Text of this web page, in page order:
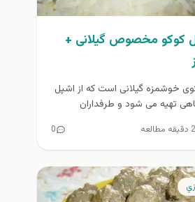
کوکو مخصوص گیلانی +
خوشمزه گیلانی است که از اشپل
تهیه می شود و طرفداران
2 دقیقه مطالعه 0